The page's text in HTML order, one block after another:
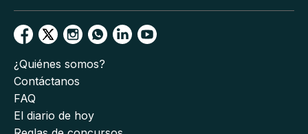
¿Quiénes somos?
Contáctanos
FAQ
El diario de hoy